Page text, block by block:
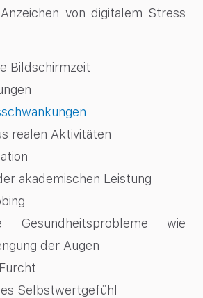
von digitalem Stress
Bildschirmzeit
realen Aktivitäten
akademischen Leistung
Gesundheitsprobleme wie
der Augen
Selbstwertgefühl